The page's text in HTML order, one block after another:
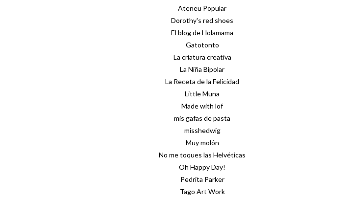
Ateneu Popular
Dorothy's red shoes
El blog de Holamama
Gatotonto
La criatura creativa
La Niña Bipolar
La Receta de la Felicidad
Little Muna
Made with lof
mis gafas de pasta
misshedwig
Muy molón
No me toques las Helvéticas
Oh Happy Day!
Pedrita Parker
Tago Art Work